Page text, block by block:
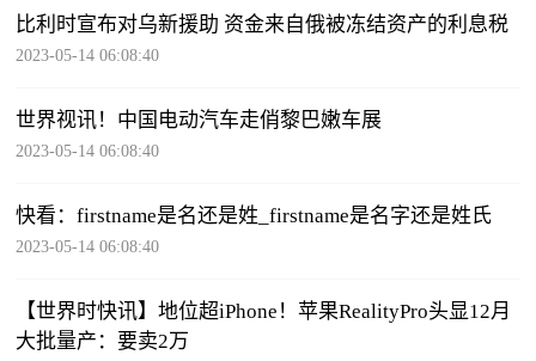
比利时宣布对乌新援助 资金来自俄被冻结资产的利息税
2023-05-14 06:08:40
世界视讯！中国电动汽车走俏黎巴嫩车展
2023-05-14 06:08:40
快看：firstname是名还是姓_firstname是名字还是姓氏
2023-05-14 06:08:40
【世界时快讯】地位超iPhone！苹果RealityPro头显12月
大批量产：要卖2万